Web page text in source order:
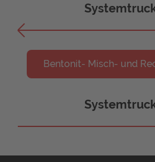
Bentonit- Misch- und